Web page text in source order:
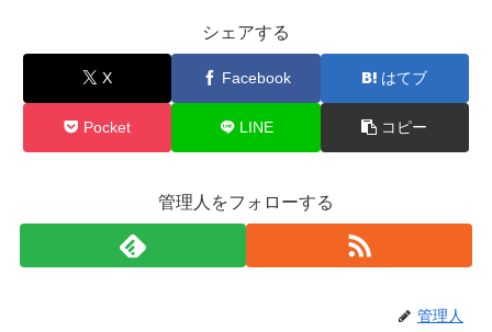
シェアする
X Facebook はてブ
Pocket LINE コピー
管理人をフォローする
管理人